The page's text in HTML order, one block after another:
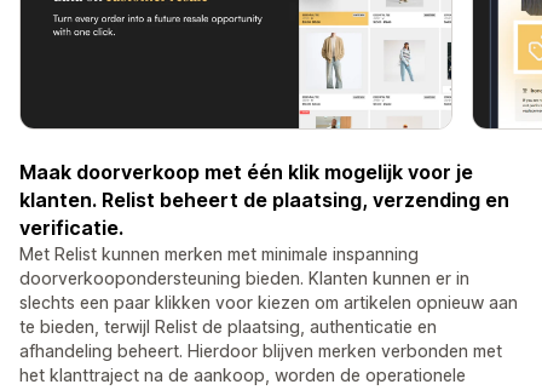
Maak doorverkoop met één klik mogelijk voor je
klanten. Relist beheert de plaatsing, verzending en
verificatie.
Met Relist kunnen merken met minimale inspanning
doorverkoopondersteuning bieden. Klanten kunnen er in
slechts een paar klikken voor kiezen om artikelen opnieuw aan
te bieden, terwijl Relist de plaatsing, authenticatie en
afhandeling beheert. Hierdoor blijven merken verbonden met
het klanttraject na de aankoop, worden de operationele